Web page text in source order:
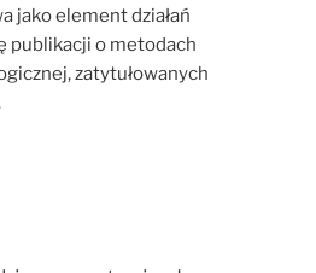
jako element działań
publikacji o metodach
zatytułowanych